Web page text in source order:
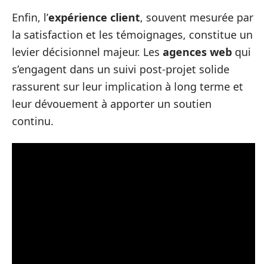
Enfin, l’expérience client, souvent mesurée par
la satisfaction et les témoignages, constitue un
levier décisionnel majeur. Les agences web qui
s’engagent dans un suivi post-projet solide
rassurent sur leur implication à long terme et
leur dévouement à apporter un soutien
continu.